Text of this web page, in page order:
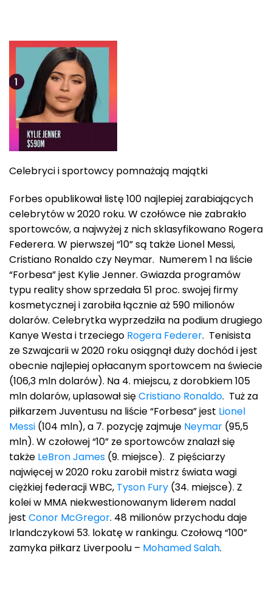
Celebryci i sportowcy pomnażają majątki
Forbes opublikował listę 100 najlepiej zarabiających
celebrytów w 2020 roku. W czołówce nie zabrakło
sportowców, a najwyżej z nich sklasyfikowano Rogera
Federera. W pierwszej “10” są także Lionel Messi,
Cristiano Ronaldo czy Neymar. Numerem 1 na liście
“Forbesa” jest Kylie Jenner. Gwiazda programów
typu reality show sprzedała 51 proc. swojej firmy
kosmetycznej i zarobiła łącznie aż 590 milionów
dolarów. Celebrytka wyprzedziła na podium drugiego
Kanye Westa i trzeciego Rogera Federer. Tenisista
ze Szwajcarii w 2020 roku osiągnął duży dochód i jest
obecnie najlepiej opłacanym sportowcem na świecie
(106,3 mln dolarów). Na 4. miejscu, z dorobkiem 105
mln dolarów, uplasował sięCristiano Ronaldo. Tuż za
piłkarzem Juventusu na liście “Forbesa” jest Lionel
Messi (104 mln), a 7. pozycję zajmuje Neymar (95,5
mln). W czołowej “10” ze sportowców znalazł się
także LeBron James (9. miejsce). Z pięściarzy
najwięcej w 2020 roku zarobił mistrz świata wagi
ciężkiej federacji WBC, Tyson Fury (34. miejsce). Z
kolei w MMA niekwestionowanym liderem nadal
jest Conor McGregor. 48 milionów przychodu daje
Irlandczykowi 53. lokatę w rankingu. Czołową “100”
zamyka piłkarz Liverpoolu – Mohamed Salah.